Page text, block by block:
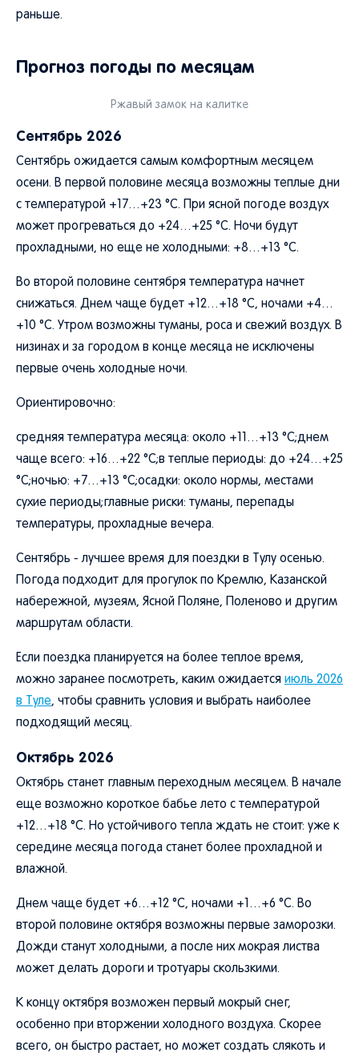
раньше.
Прогноз погоды по месяцам
Ржавый замок на калитке
Сентябрь 2026
Сентябрь ожидается самым комфортным месяцем
осени. В первой половине месяца возможны теплые дни
с температурой +17…+23 °C. При ясной погоде воздух
может прогреваться до +24…+25 °C. Ночи будут
прохладными, но еще не холодными: +8…+13 °C.
Во второй половине сентября температура начнет
снижаться. Днем чаще будет +12…+18 °C, ночами +4…
+10 °C. Утром возможны туманы, роса и свежий воздух. В
низинах и за городом в конце месяца не исключены
первые очень холодные ночи.
Ориентировочно:
средняя температура месяца: около +11…+13 °C;днем
чаще всего: +16…+22 °C;в теплые периоды: до +24…+25
°C;ночью: +7…+13 °C;осадки: около нормы, местами
сухие периоды;главные риски: туманы, перепады
температуры, прохладные вечера.
Сентябрь - лучшее время для поездки в Тулу осенью.
Погода подходит для прогулок по Кремлю, Казанской
набережной, музеям, Ясной Поляне, Поленово и другим
маршрутам области.
Если поездка планируется на более теплое время,
можно заранее посмотреть, каким ожидается июль 2026
в Туле, чтобы сравнить условия и выбрать наиболее
подходящий месяц.
Октябрь 2026
Октябрь станет главным переходным месяцем. В начале
еще возможно короткое бабье лето с температурой
+12…+18 °C. Но устойчивого тепла ждать не стоит: уже к
середине месяца погода станет более прохладной и
влажной.
Днем чаще будет +6…+12 °C, ночами +1…+6 °C. Во
второй половине октября возможны первые заморозки.
Дожди станут холодными, а после них мокрая листва
может делать дороги и тротуары скользкими.
К концу октября возможен первый мокрый снег,
особенно при вторжении холодного воздуха. Скорее
всего, он быстро растает, но может создать слякоть и